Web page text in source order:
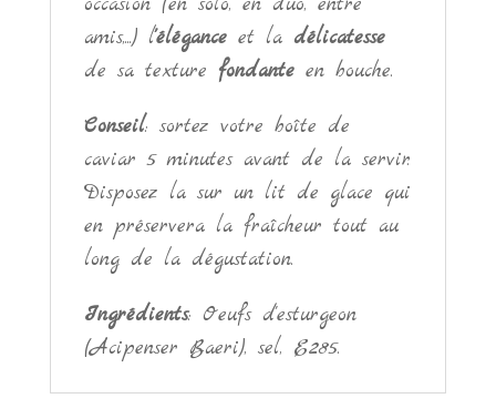
amis,...) l'éléganceet la délicatesse
de sa texture fondanteen bouche.
Conseil: sortez votre boîte de
caviar 5 minutes avant de la servir.
Disposez la sur un lit de glace qui
en préservera la fraîcheur tout au
long de la dégustation.
Ingrédients: Oeufs d'esturgeon
(Acipenser Baeri), sel, E285.